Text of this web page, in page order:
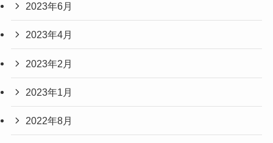
2023年6月
2023年4月
2023年2月
2023年1月
2022年8月